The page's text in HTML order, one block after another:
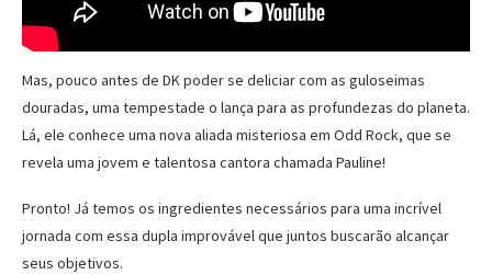
Mas, pouco antes de DK poder se deliciar com as guloseimas
douradas, uma tempestade o lança para as profundezas do planeta.
Lá, ele conhece uma nova aliada misteriosa em Odd Rock, que se
revela uma jovem e talentosa cantora chamada Pauline!
Pronto! Já temos os ingredientes necessários para uma incrível
jornada com essa dupla improvável que juntos buscarão alcançar
seus objetivos.